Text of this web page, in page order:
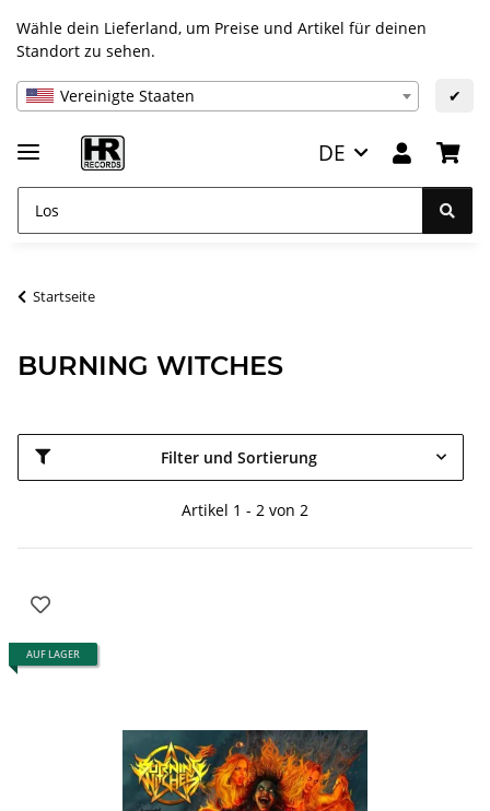
Wähle dein Lieferland, um Preise und Artikel für deinen
Standort zu sehen.
Vereinigte Staaten ✔
DE
Startseite
BURNING WITCHES
Filter und Sortierung
Artikel 1 - 2 von 2
AUF LAGER